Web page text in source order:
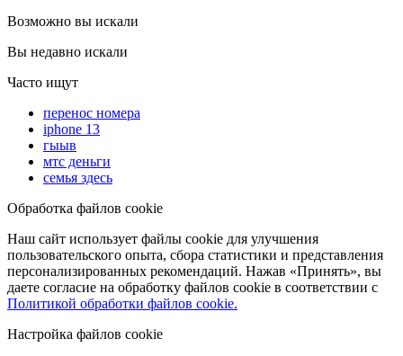
Возможно вы искали
Вы недавно искали
Часто ищут
перенос номера
iphone 13
гыыв
мтс деньги
семья здесь
Обработка файлов cookie
Наш сайт использует файлы cookie для улучшения
пользовательского опыта, сбора статистики и представления
персонализированных рекомендаций. Нажав «Принять», вы
даете согласие на обработку файлов cookie в соответствии с
Политикой обработки файлов cookie.
Настройка файлов cookie